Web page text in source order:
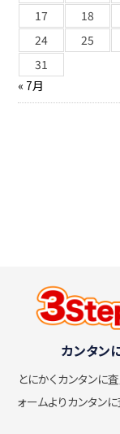
17
18
24
25
31
« 7月
カンタン
とにかくカンタンに
ォームよりカンタン